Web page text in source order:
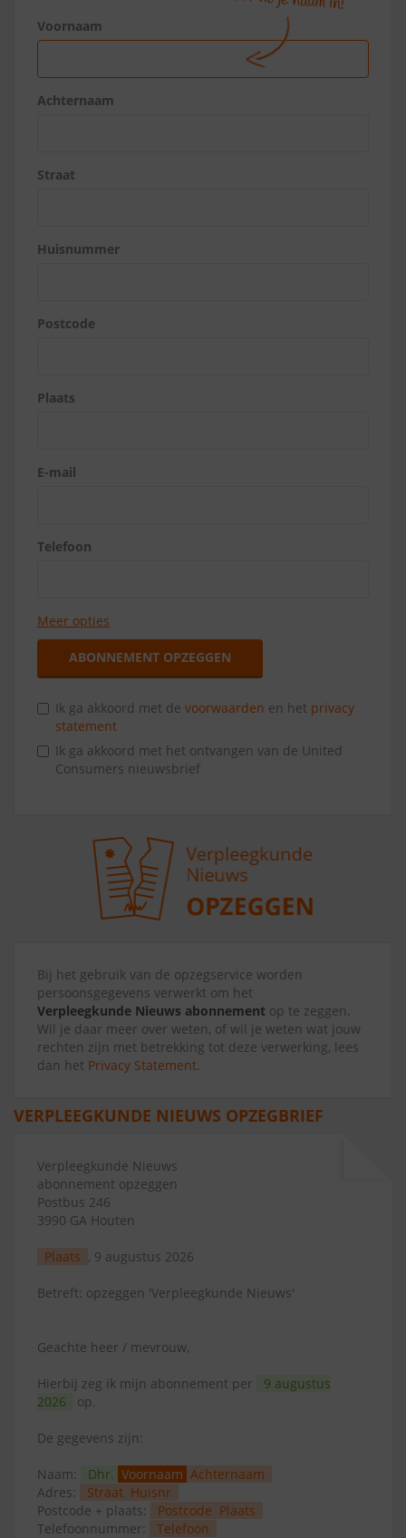
Voornaam
Achternaam
Straat
Huisnummer
Postcode
Plaats
E-mail
Telefoon
Meer opties
ABONNEMENT OPZEGGEN
Ik ga akkoord met de voorwaarden en het privacy
statement
Ik ga akkoord met het ontvangen van de United
Consumers nieuwsbrief
Bij het gebruik van de opzegservice worden
persoonsgegevens verwerkt om het
Verpleegkunde Nieuws abonnement op te zeggen.
Wil je daar meer over weten, of wil je weten wat jouw
rechten zijn met betrekking tot deze verwerking, lees
dan het Privacy Statement.
VERPLEEGKUNDE NIEUWS OPZEGBRIEF
Verpleegkunde Nieuws
abonnement opzeggen
Postbus 246
3990 GA Houten
Plaats , 9 augustus 2026
Betreft: opzeggen 'Verpleegkunde Nieuws'
Geachte heer / mevrouw,
Hierbij zeg ik mijn abonnement per
9 augustus
2026
op.
De gegevens zijn:
Naam: Dhr. Voornaam Achternaam
Adres:
Straat Huisnr
Postcode + plaats:
Postcode Plaats
Telefoonnummer:
Telefoon